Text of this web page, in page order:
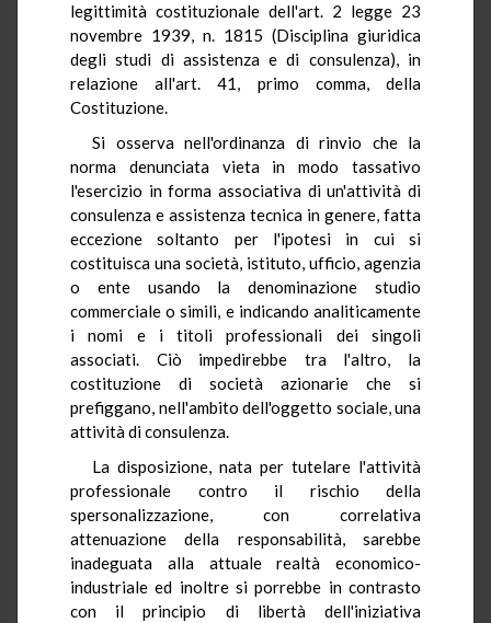
legittimità costituzionale dell'art. 2 legge 23
novembre 1939, n. 1815 (Disciplina giuridica
degli studi di assistenza e di consulenza), in
relazione all'art. 41, primo comma, della
Costituzione.
Si osserva nell'ordinanza di rinvio che la
norma denunciata vieta in modo tassativo
l'esercizio in forma associativa di un'attività di
consulenza e assistenza tecnica in genere, fatta
eccezione soltanto per l'ipotesi in cui si
costituisca una società, istituto, ufficio, agenzia
o ente usando la denominazione studio
commerciale o simili, e indicando analiticamente
i nomi e i titoli professionali dei singoli
associati. Ciò impedirebbe tra l'altro, la
costituzione di società azionarie che si
prefiggano, nell'ambito dell'oggetto sociale, una
attività di consulenza.
La disposizione, nata per tutelare l'attività
professionale contro il rischio della
spersonalizzazione, con correlativa
attenuazione della responsabilità, sarebbe
inadeguata alla attuale realtà economico-
industriale ed inoltre si porrebbe in contrasto
con il principio di libertà dell'iniziativa